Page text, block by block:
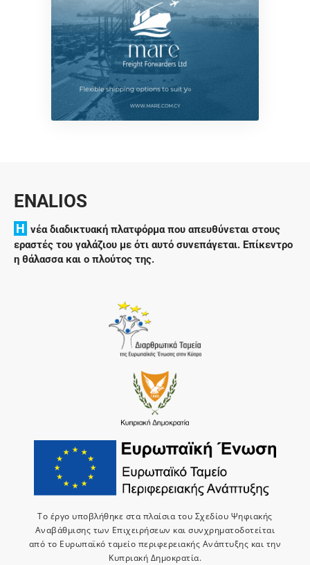
ENALIOS
H νέα διαδικτυακή πλατφόρμα που απευθύνεται στους
εραστές του γαλάζιου με ότι αυτό συνεπάγεται. Επίκεντρο
η θάλασσα και ο πλούτος της.
Το έργο υποβλήθηκε στα πλαίσια του Σχεδίου Ψηφιακής
Αναβάθμισης των Επιχειρήσεων και συνχρηματοδοτείται
από το Ευρωπαϊκό ταμείο περιφερειακής Ανάπτυξης και την
Κυπριακή Δημοκρατία.